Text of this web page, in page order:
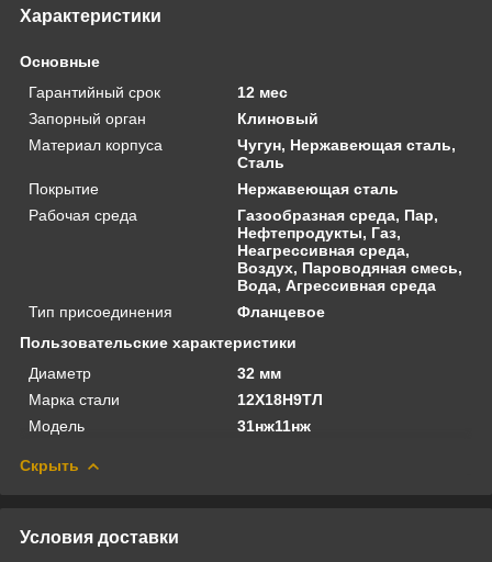
Характеристики
Основные
Гарантийный срок
12 мес
Запорный орган
Клиновый
Материал корпуса
Чугун, Нержавеющая сталь,
Сталь
Покрытие
Нержавеющая сталь
Рабочая среда
Газообразная среда, Пар,
Нефтепродукты, Газ,
Неагрессивная среда,
Воздух, Пароводяная смесь,
Вода, Агрессивная среда
Тип присоединения
Фланцевое
Пользовательские характеристики
Диаметр
32 мм
Марка стали
12Х18Н9ТЛ
Модель
31нж11нж
Скрыть
Условия доставки